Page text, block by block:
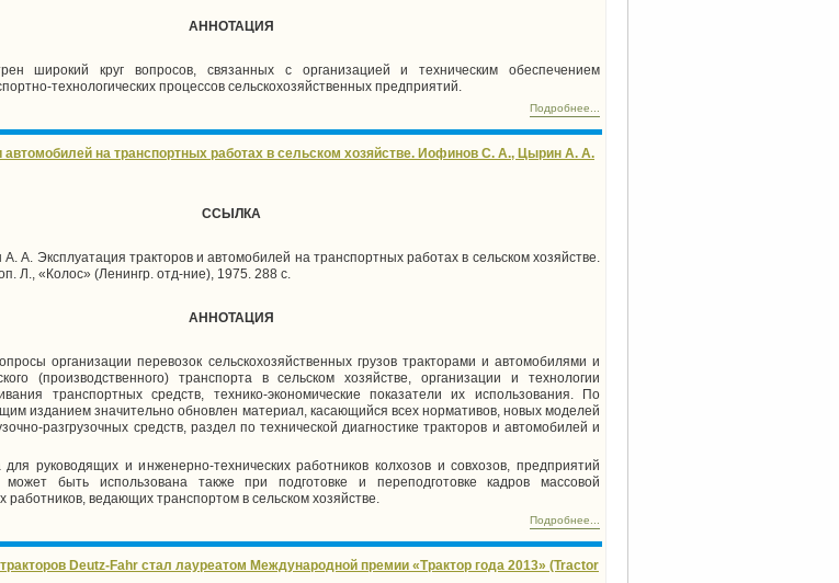
АННОТАЦИЯ
широкий круг вопросов, связанных с организацией и техническим обеспечением
технологических процессов сельскохозяйственных предприятий.
Подробнее...
автомобилей на транспортных работах в сельском хозяйстве. Иофинов С. А., Цырин А. А.
ССЫЛКА
А. Эксплуатация тракторов и автомобилей на транспортных работах в сельском хозяйстве.
Л., «Колос» (Ленингр. отд-ние), 1975. 288 с.
АННОТАЦИЯ
организации перевозок сельскохозяйственных грузов тракторами и автомобилями и
(производственного) транспорта в сельском хозяйстве, организации и технологии
транспортных средств, технико-экономические показатели их использования. По
изданием значительно обновлен материал, касающийся всех нормативов, новых моделей
разгрузочных средств, раздел по технической диагностике тракторов и автомобилей и
для руководящих и инженерно-технических работников колхозов и совхозов, предприятий
может быть использована также при подготовке и переподготовке кадров массовой
работников, ведающих транспортом в сельском хозяйстве.
Подробнее...
Deutz-Fahr стал лауреатом Международной премии «Трактор года 2013» (Tractor